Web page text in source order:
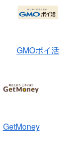
GMOポイ活
GetMoney